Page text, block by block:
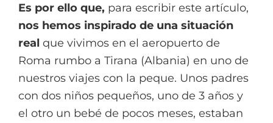
Es por ello que, para escribir este artículo,
nos hemos inspirado de una situación
real que vivimos en el aeropuerto de
Roma rumbo a Tirana (Albania) en uno de
nuestros viajes con la peque. Unos padres
con dos niños pequeños, uno de 3 años y
el otro un bebé de pocos meses, estaban